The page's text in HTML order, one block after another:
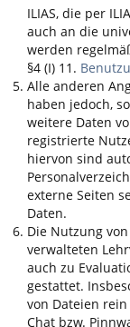
ILIAS, die per
auch an die
werden
§4 (I) 11.
Alle anderen
haben jedoch,
weitere Daten
registrierte
hiervon sind
externe Seiten
Daten.
Die Nutzung von
verwalteten
auch zu
gestattet.
von Dateien
Chat bzw.